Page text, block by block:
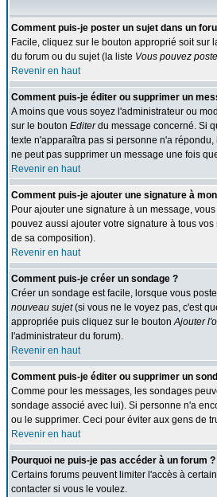
Comment puis-je poster un sujet dans un
Facile, cliquez sur le bouton approprié soit sur
du forum ou du sujet (la liste Vous pouvez
Revenir en haut
Comment puis-je éditer ou supprimer un
A moins que vous soyez l'administrateur ou
sur le bouton Editerdu message concerné. Si
texte n'apparaîtra pas si personne n'a
ne peut pas supprimer un message une fois
Revenir en haut
Comment puis-je ajouter une signature à
Pour ajouter une signature à un message,
pouvez aussi ajouter votre signature à tous
de sa composition).
Revenir en haut
Comment puis-je créer un sondage ?
Créer un sondage est facile, lorsque vous
nouveau sujet(si vous ne le voyez pas, c'est
appropriée puis cliquez sur le boutonAjouter
l'administrateur du forum).
Revenir en haut
Comment puis-je éditer ou supprimer un
Comme pour les messages, les sondages
sondage associé avec lui). Si personne n'a
ou le supprimer. Ceci pour éviter aux gens de
Revenir en haut
Pourquoi ne puis-je pas accéder à un forum ?
Certains forums peuvent limiter l'accès à
contacter si vous le voulez.